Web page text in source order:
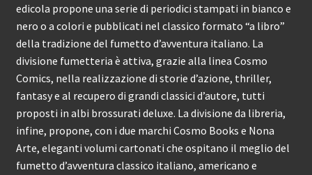
edicola propone una serie di periodici stampati in bianco e
nero o a colori e pubblicati nel classico formato “a libro”
della tradizione del fumetto d’avventura italiano. La
divisione fumetteria è attiva, grazie alla linea Cosmo
Comics, nella realizzazione di storie d’azione, thriller,
fantasy e al recupero di grandi classici d’autore, tutti
proposti in albi brossurati deluxe. La divisione da libreria,
infine, propone, con i due marchi Cosmo Books e Nona
Arte, eleganti volumi cartonati che ospitano il meglio del
fumetto d’avventura classico italiano, americano e